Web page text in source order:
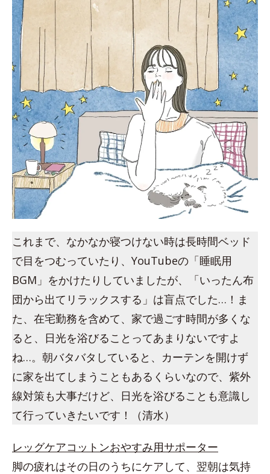
これまで、なかなか寝つけない時は長時間ベッド
で目をつむっていたり、YouTubeの「睡眠用
BGM」をかけたりしていましたが、「いったん布
団から出てリラックスする」は盲点でした…！ま
た、在宅勤務を含めて、家で過ごす時間が多くな
ると、日光を浴びることってあまりないですよ
ね…。朝バタバタしていると、カーテンを開けず
に家を出てしまうこともあるくらいなので、紫外
線対策も大事だけど、日光を浴びることも意識し
て行っていきたいです！（清水）
レッグケアコットンおやすみ用サポーター
脚の疲れはその日のうちにケアして、翌朝は気持